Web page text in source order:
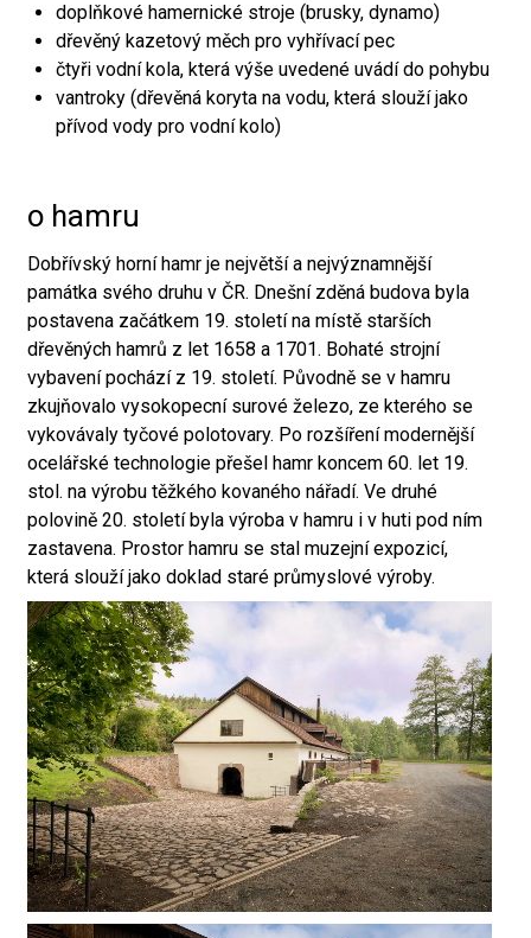
doplňkové hamernické stroje (brusky, dynamo)
dřevěný kazetový měch pro vyhřívací pec
čtyři vodní kola, která výše uvedené uvádí do pohybu
vantroky (dřevěná koryta na vodu, která slouží jako
přívod vody pro vodní kolo)
o hamru
Dobřívský horní hamr je největší a nejvýznamnější
památka svého druhu v ČR. Dnešní zděná budova byla
postavena začátkem 19. století na místě starších
dřevěných hamrů z let 1658 a 1701. Bohaté strojní
vybavení pochází z 19. století. Původně se v hamru
zkujňovalo vysokopecní surové železo, ze kterého se
vykovávaly tyčové polotovary. Po rozšíření modernější
ocelářské technologie přešel hamr koncem 60. let 19.
stol. na výrobu těžkého kovaného nářadí. Ve druhé
polovině 20. století byla výroba v hamru i v huti pod ním
zastavena. Prostor hamru se stal muzejní expozicí,
která slouží jako doklad staré průmyslové výroby.